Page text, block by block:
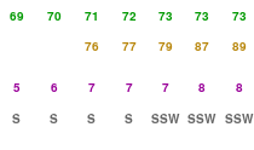
69 70 71 72 73 73 73
76 77 79 87 89
5 6 7 7 7 8 8
S S S S SSW SSW SSW